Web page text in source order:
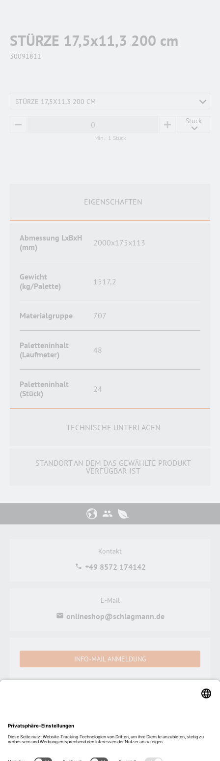
STÜRZE 17,5x11,3 200 cm
30091811
STÜRZE 17,5X11,3 200 CM
MINUS PLUS
Stück
Min.: 1 Stück
EIGENSCHAFTEN
Abmessung LxBxH
(mm)
2000x175x113
Gewicht
(kg/Palette)
1517,2
Materialgruppe 707
Paletteninhalt
(Laufmeter)
48
Paletteninhalt
(Stück)
24
TECHNISCHE UNTERLAGEN
STANDORT AN DEM DAS GEWÄHLTE PRODUKT
VERFÜGBAR IST
Kontakt
+49 8572 174142
E-Mail
onlineshop@schlagmann.de
INFO-MAIL ANMELDUNG